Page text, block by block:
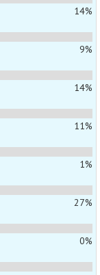
14%
9%
14%
11%
1%
27%
0%